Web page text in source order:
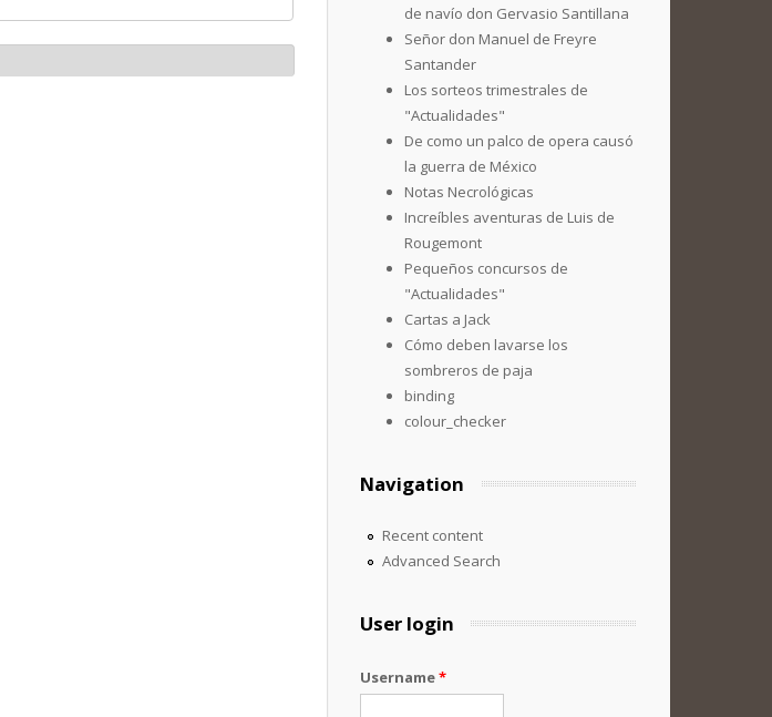
de navío don Gervasio Santillana
Señor don Manuel de Freyre
Santander
Los sorteos trimestrales de
"Actualidades"
De como un palco de opera causó
la guerra de México
Notas Necrológicas
Increíbles aventuras de Luis de
Rougemont
Pequeños concursos de
"Actualidades"
Cartas a Jack
Cómo deben lavarse los
sombreros de paja
binding
colour_checker
Navigation
Recent content
Advanced Search
User login
Username*